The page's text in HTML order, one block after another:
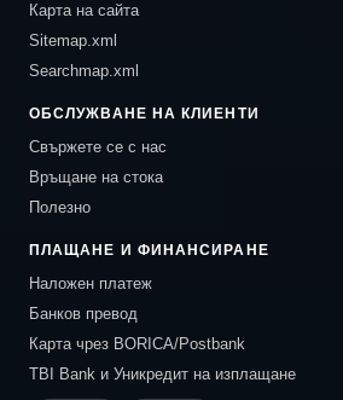
Карта на сайта
Sitemap.xml
Searchmap.xml
ОБСЛУЖВАНЕ НА КЛИЕНТИ
Свържете се с нас
Връщане на стока
Полезно
ПЛАЩАНЕ И ФИНАНСИРАНЕ
Наложен платеж
Банков превод
Карта чрез BORICA/Postbank
TBI Bank и Уникредит на изплащане